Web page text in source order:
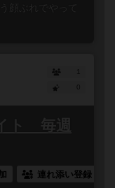
顔ぶれでやって
1
ト 毎週
連れ添い登録